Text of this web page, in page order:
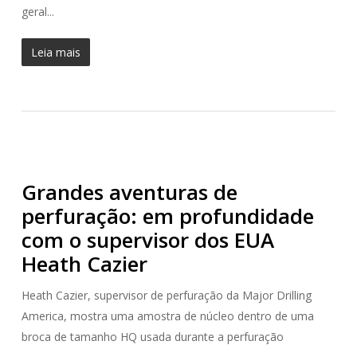
geral...
Leia mais
Grandes aventuras de
perfuração: em profundidade
com o supervisor dos EUA
Heath Cazier
Heath Cazier, supervisor de perfuração da Major Drilling
America, mostra uma amostra de núcleo dentro de uma
broca de tamanho HQ usada durante a perfuração